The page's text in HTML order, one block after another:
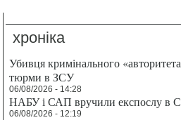
хроніка
Убивця кримінального
тюрми в ЗСУ
06/08/2026 - 14:28
НАБУ і САП вручили експослу в
06/08/2026 - 12:19